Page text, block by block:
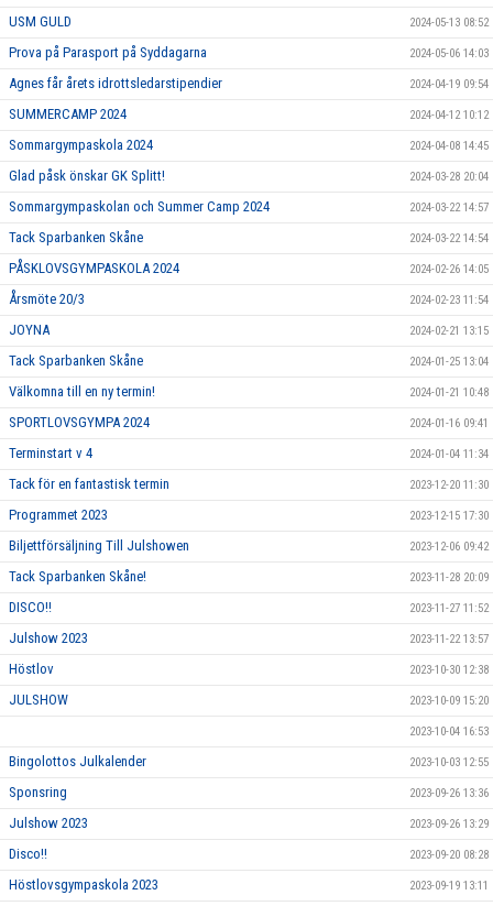
USM GULD 2024-05-13 08:52
Prova på Parasport på Syddagarna 2024-05-06 14:03
Agnes får årets idrottsledarstipendier 2024-04-19 09:54
SUMMERCAMP 2024 2024-04-12 10:12
Sommargympaskola 2024 2024-04-08 14:45
Glad påsk önskar GK Splitt! 2024-03-28 20:04
Sommargympaskolan och Summer Camp 2024 2024-03-22 14:57
Tack Sparbanken Skåne 2024-03-22 14:54
PÅSKLOVSGYMPASKOLA 2024 2024-02-26 14:05
Årsmöte 20/3 2024-02-23 11:54
JOYNA 2024-02-21 13:15
Tack Sparbanken Skåne 2024-01-25 13:04
Välkomna till en ny termin! 2024-01-21 10:48
SPORTLOVSGYMPA 2024 2024-01-16 09:41
Terminstart v 4 2024-01-04 11:34
Tack för en fantastisk termin 2023-12-20 11:30
Programmet 2023 2023-12-15 17:30
Biljettförsäljning Till Julshowen 2023-12-06 09:42
Tack Sparbanken Skåne! 2023-11-28 20:09
DISCO!! 2023-11-27 11:52
Julshow 2023 2023-11-22 13:57
Höstlov 2023-10-30 12:38
JULSHOW 2023-10-09 15:20
2023-10-04 16:53
Bingolottos Julkalender 2023-10-03 12:55
Sponsring 2023-09-26 13:36
Julshow 2023 2023-09-26 13:29
Disco!! 2023-09-20 08:28
Höstlovsgympaskola 2023 2023-09-19 13:11